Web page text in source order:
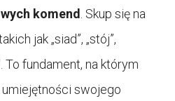
komend . Skup się na
jak „siad”, „stój”,
To fundament, na którym
swojego